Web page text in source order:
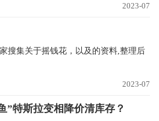
2023-07
搜集关于摇钱花，以及的资料,整理后
2023-07
”特斯拉变相降价清库存？